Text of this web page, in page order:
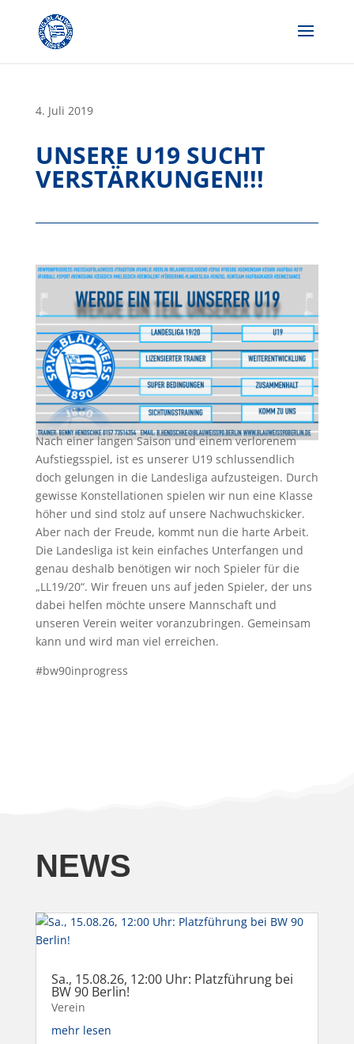
content
4. Juli 2019
UNSERE U19 SUCHT
VERSTÄRKUNGEN!!!
Nach einer langen Saison und einem verlorenem
Aufstiegsspiel, ist es unserer U19 schlussendlich
doch gelungen in die Landesliga aufzusteigen. Durch
gewisse Konstellationen spielen wir nun eine Klasse
höher und sind stolz auf unsere Nachwuchskicker.
Aber nach der Freude, kommt nun die harte Arbeit.
Die Landesliga ist kein einfaches Unterfangen und
genau deshalb benötigen wir noch Spieler für die
„LL19/20“. Wir freuen uns auf jeden Spieler, der uns
dabei helfen möchte unsere Mannschaft und
unseren Verein weiter voranzubringen. Gemeinsam
kann und wird man viel erreichen.
#bw90inprogress
NEWS
Sa., 15.08.26, 12:00 Uhr: Platzführung bei
BW 90 Berlin!
Verein
mehr lesen